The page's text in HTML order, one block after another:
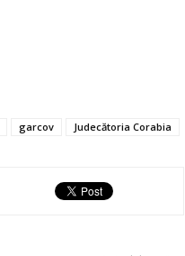
garcov Judecătoria Corabia